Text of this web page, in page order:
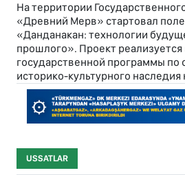
На территории
«Древний Мерв» стартовал
«Данданакан: технологии
прошлого». Проект реализуется
государственной программы по
историко-культурного
USSATLAR